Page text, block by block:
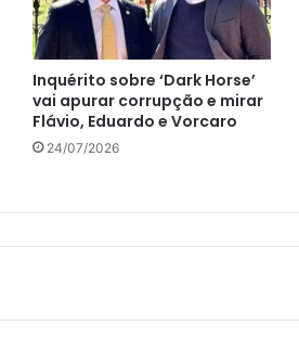
Inquérito sobre ‘Dark Horse’
vai apurar corrupção e mirar
Flávio, Eduardo e Vorcaro
24/07/2026